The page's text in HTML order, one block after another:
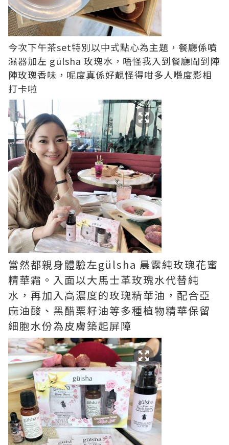
今次下午茶set特別以中式點心為主題，餐廳係噴
濕器加左 gülsha 玫瑰水，唔怪我入到餐廳聞到陣
陣玫瑰香味，呢度真係好靚怪得咁多人喺度影相
打卡啦
當然都親身體驗左gülsha 晨露純玫瑰花蜜
精華霜。入面以大馬士革玫瑰水代替純
水，再加入高濃度的玫瑰精華油，配合亞
麻油酸、黑醋栗籽油等多種植物精華保留
細胞水份為皮膚築起屏障